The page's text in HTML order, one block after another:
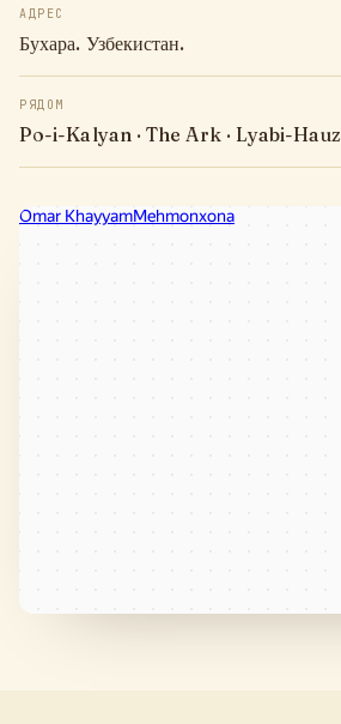
АДРЕС
Бухара. Узбекистан.
РЯДОМ
Po-i-Kalyan · The Ark · Lyabi-Hauz